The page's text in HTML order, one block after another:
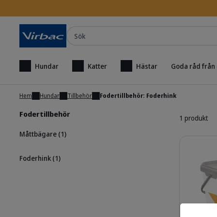
Hundar Katter Hästar Goda råd
Hem Hundar Tillbehör Fodertillbehör: Foderhink
Fodertillbehör
Måttbägare (1)
Foderhink (1)
1 produkt